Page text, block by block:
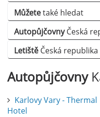
Můžetetaké hledat
AutopůjčovnyČeská
Letiště Česká republika
Autopůjčovny
Karlovy Vary - Thermal
Hotel